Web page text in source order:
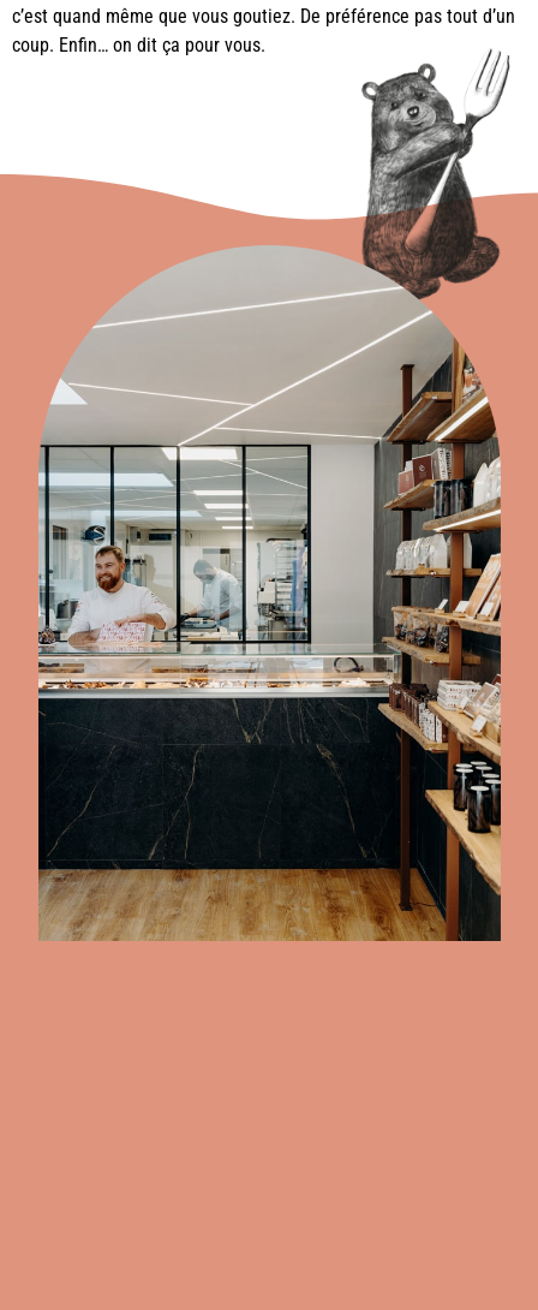
c’est quand même que vous goutiez. De préférence pas tout d’un
coup. Enfin… on dit ça pour vous.